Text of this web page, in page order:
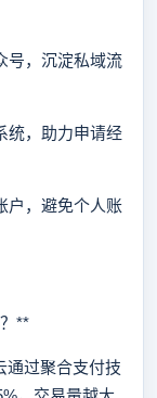
，沉淀私域流
，助力申请经
，避免个人账
**
过聚合支付技